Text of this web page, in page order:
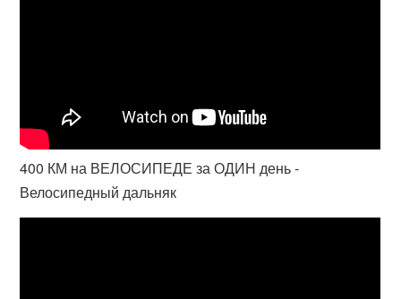
400 КМ на ВЕЛОСИПЕДЕ за ОДИН день -
Велосипедный дальняк